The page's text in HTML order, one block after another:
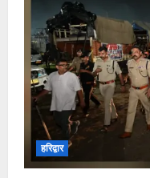
हरिद्वार